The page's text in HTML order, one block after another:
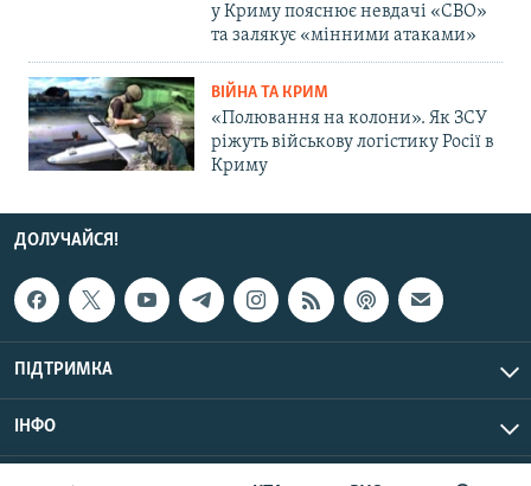
у Криму пояснює невдачі «СВО»
та залякує «мінними атаками»
ВІЙНА ТА КРИМ
«Полювання на колони». Як ЗСУ
ріжуть військову логістику Росії в
Криму
ДОЛУЧАЙСЯ!
ПІДТРИМКА
ІНФО